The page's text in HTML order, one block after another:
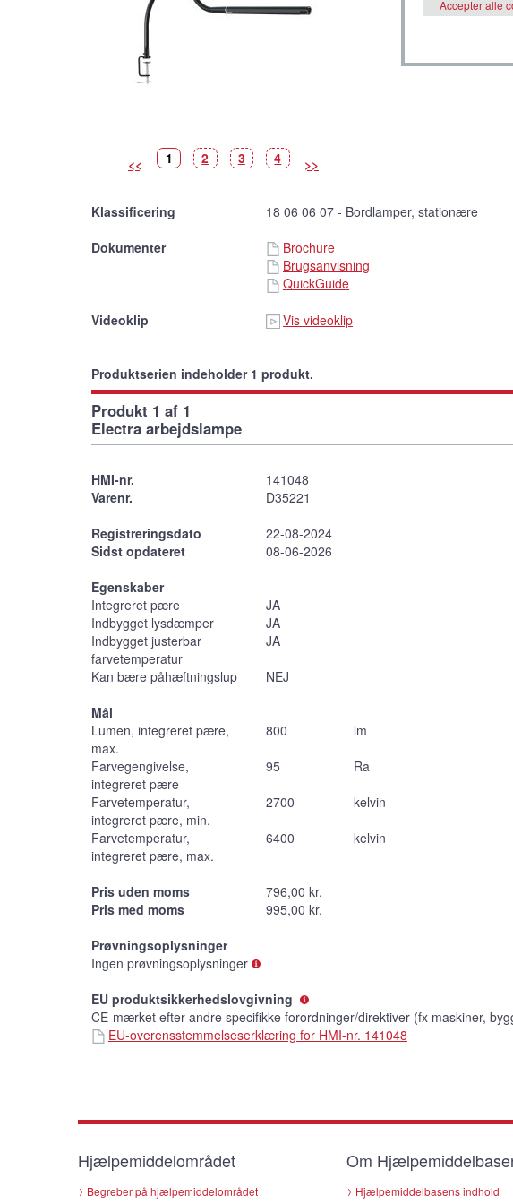
<< >>
Billede
1 (Vist
billede)
Billede
2 Billede
3 Billede
4
Klassificering
18 06 06 07 - Bordlamper, stationære
Dokumenter
Brochure
Brugsanvisning
QuickGuide
Videoklip Vis videoklip
Produktserien indeholder 1 produkt.
Produkt 1 af 1
Electra arbejdslampe
HMI-nr.
141048
Varenr.
D35221
Registreringsdato
22-08-2024
Sidst opdateret
08-06-2026
Egenskaber
Integreret pære
JA
Indbygget lysdæmper
JA
Indbygget justerbar
farvetemperatur
JA
Kan bære påhæftningslup
NEJ
Mål
Lumen, integreret pære,
max.
800
lm
Farvegengivelse,
integreret pære
95
Ra
Farvetemperatur,
integreret pære, min.
2700
kelvin
Farvetemperatur,
integreret pære, max.
6400 kelvin
Pris uden moms
796,00 kr.
Pris med moms
995,00 kr.
Prøvningsoplysninger
Ingen prøvningsoplysninger
EU produktsikkerhedslovgivning
CE-mærket efter andre specifikke forordninger/direktiver (fx maskiner,
EU-overensstemmelseserklæring for HMI-nr. 141048
Hjælpemiddelområdet
Begreber på hjælpemiddelområdet
Om
Hjælpemiddelbasens indhold
Accepter alle